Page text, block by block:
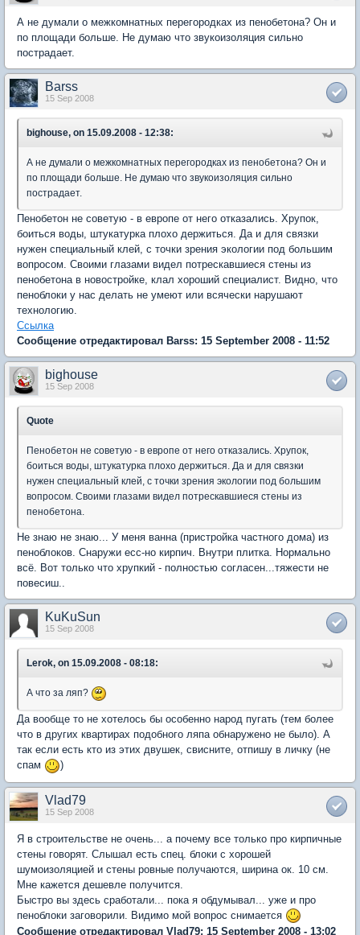
А не думали о межкомнатных перегородках из пенобетона? Он и
по площади больше. Не думаю что звукоизоляция сильно
пострадает.
Barss
15 Sep 2008
bighouse, on 15.09.2008 - 12:38:
А не думали о межкомнатных перегородках из пенобетона? Он и
по площади больше. Не думаю что звукоизоляция сильно
пострадает.
Пенобетон не советую - в европе от него отказались. Хрупок,
боиться воды, штукатурка плохо держиться. Да и для связки
нужен специальный клей, с точки зрения экологии под большим
вопросом. Своими глазами видел потрескавшиеся стены из
пенобетона в новостройке, клал хороший специалист. Видно, что
пеноблоки у нас делать не умеют или всячески нарушают
технологию.
Ссылка
Сообщение отредактировал Barss: 15 September 2008 - 11:52
bighouse
15 Sep 2008
Quote
Пенобетон не советую - в европе от него отказались. Хрупок,
боиться воды, штукатурка плохо держиться. Да и для связки
нужен специальный клей, с точки зрения экологии под большим
вопросом. Своими глазами видел потрескавшиеся стены из
пенобетона.
Не знаю не знаю... У меня ванна (пристройка частного дома) из
пеноблоков. Снаружи есс-но кирпич. Внутри плитка. Нормально
всё. Вот только что хрупкий - полностью согласен...тяжести не
повесиш..
KuKuSun
15 Sep 2008
Lerok, on 15.09.2008 - 08:18:
А что за ляп?
Да вообще то не хотелось бы особенно народ пугать (тем более
что в других квартирах подобного ляпа обнаружено не было). А
так если есть кто из этих двушек, свисните, отпишу в личку (не
спам
)
Vlad79
15 Sep 2008
Я в строительстве не очень... а почему все только про кирпичные
стены говорят. Слышал есть спец. блоки с хорошей
шумоизоляцией и стены ровные получаются, ширина ок. 10 см.
Мне кажется дешевле получится.
Быстро вы здесь сработали... пока я обдумывал... уже и про
пеноблоки заговорили. Видимо мой вопрос снимается
Сообщение отредактировал Vlad79: 15 September 2008 - 13:02